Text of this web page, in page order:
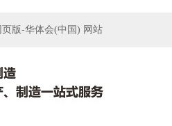
版-华体会(中国) 网站